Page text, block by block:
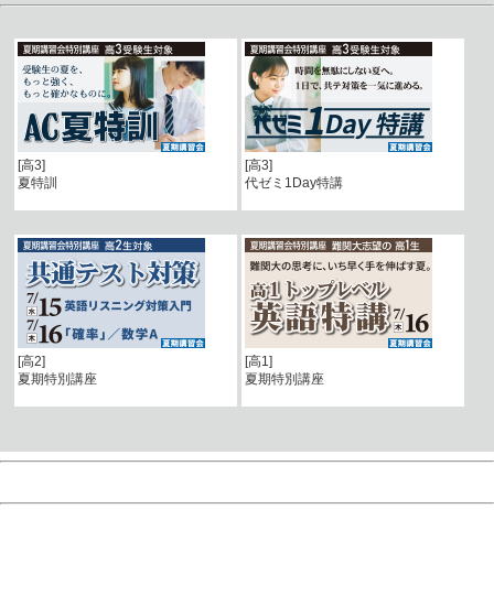
[高3]
夏特訓
[高3]
代ゼミ1Day特講
[高2]
夏期特別講座
[高1]
夏期特別講座